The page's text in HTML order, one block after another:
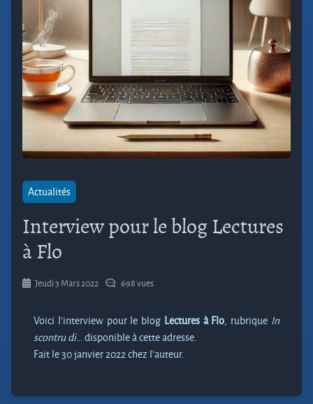
Actualités
Interview pour le blog Lectures
à Flo
Jeudi 3 Mars 2022 698 vues
Voici l’interview pour le blog Lectures à Flo, rubrique In
scontru di… disponible à cette adresse.
Fait le 30 janvier 2022 chez l’auteur.